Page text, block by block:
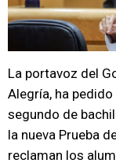
La portavoz del
Alegría, ha
segundo de
la nueva Prueba
reclaman los